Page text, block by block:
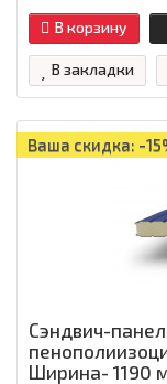
В корзину
В закладки
Ваша скидка: -
Сэндвич-
Ширина- 1190